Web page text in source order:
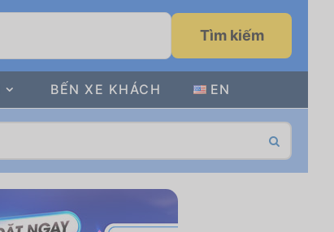
Tìm kiếm
BẾN XE KHÁCH EN